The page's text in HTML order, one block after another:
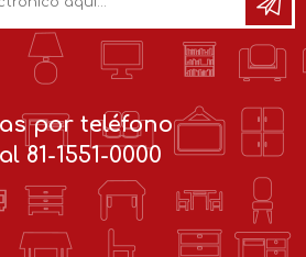
por teléfono
81-1551-0000